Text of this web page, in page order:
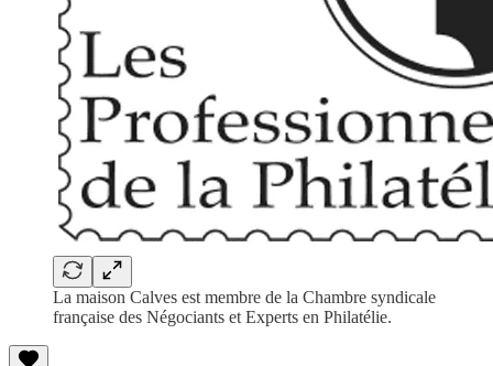
La maison Calves est membre de la Chambre syndicale
française des Négociants et Experts en Philatélie.